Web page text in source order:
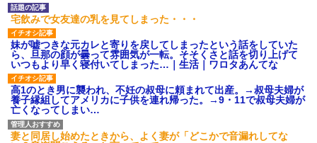
妻「ずっと好きだった人と一緒になりたいから、わかれてくださ
い」→離婚後、娘と実家で生活してると…
友人「酒の勢いで女先輩をホテルに連れ込んだｗｗｗｗｗ」俺
「…」
アパートのドアに『ハンザイ者！この人はさいあくの人です』と
張り紙が！大家「面倒はごめんだよ」私「はあ」→警察に行き、
見回りで犯人が捕まったが、それが…｜生活｜ヌルポあんてな
宅飲みで女友達の乳を見てしまった・・・
妹が嘘つきな元カレと寄りを戻してしまったという話をしていた
ら、旦那の顔が曇って雰囲気が一転。そそくさと話を切り上げて
いつもより早く寝付いてしまった…｜生活｜ワロタあんてな
高1のとき男に襲われ、不妊の叔母に頼まれて出産。→叔母夫婦が
養子縁組してアメリカに子供を連れ帰った。→9・11で叔母夫婦が
亡くなってしまい…
妻と同居し始めたときから、よく妻が「どこかで音漏れしてな